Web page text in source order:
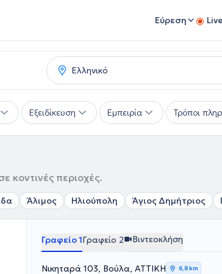
Εύρεση
Εξειδίκευση Εμπειρία Τρόποι
κοντινές περιοχές.
Άλιμος Ηλιούπολη Άγιος Δημήτριος
Γραφείο 1Γραφείο 2 Βιντεοκλήση
Νικηταρά 103, Βούλα, ΑΤΤΙΚΗ 6,8 km